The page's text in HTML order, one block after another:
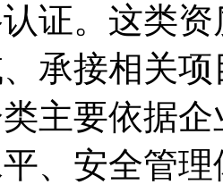
证。这类
承接相关
主要依据
、安全管